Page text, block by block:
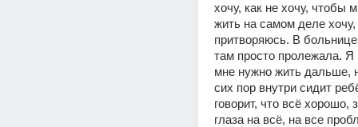
хочу, как не хочу, чтобы
жить на самом деле хочу,
притворяюсь. В
там просто пролежала. Я
мне нужно жить дальше,
сих пор внутри сидит
говорит, что всё хорошо,
глаза на всё, на все